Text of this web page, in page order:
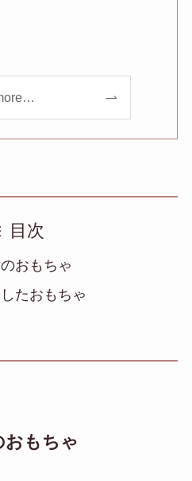
目次
おもちゃ
たおもちゃ
おもちゃ